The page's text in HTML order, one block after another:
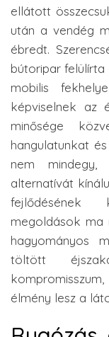
ellátott
után a vendég
ébredt.
bútoripar
mobilis
képviselnek az
minősége
hangulatunkat
nem
alternatívát
fejlődésének
megoldások ma
hagyományos
töltött
élmény lesz a